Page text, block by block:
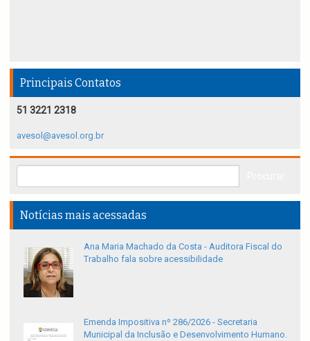
Principais Contatos
51 3221 2318
avesol@avesol.org.br
Notícias mais acessadas
Ana Maria Machado da Costa - Auditora Fiscal do
Trabalho fala sobre acessibilidade
Emenda Impositiva nº 286/2026 - Secretaria
Municipal da Inclusão e Desenvolvimento Humano.